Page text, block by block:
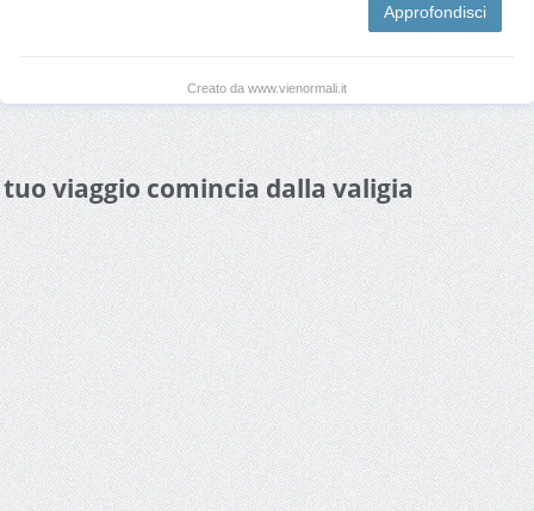
Approfondisci
Creato da www.vienormali.it
viaggio comincia dalla valigia